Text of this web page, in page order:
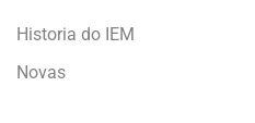
Historia do IEM
Novas